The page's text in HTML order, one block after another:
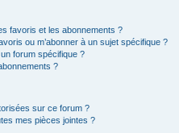
favoris et les abonnements ?
ou m’abonner à un sujet spécifique ?
forum spécifique ?
?
sur ce forum ?
mes pièces jointes ?